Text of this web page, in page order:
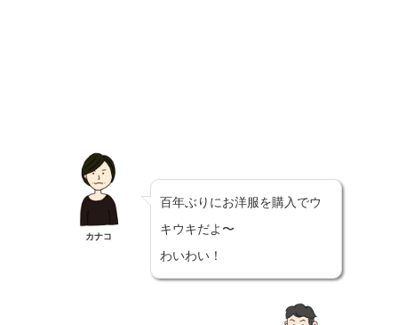
カナコ
百年ぶりにお洋服を購入でウ
キウキだよ〜
わいわい！